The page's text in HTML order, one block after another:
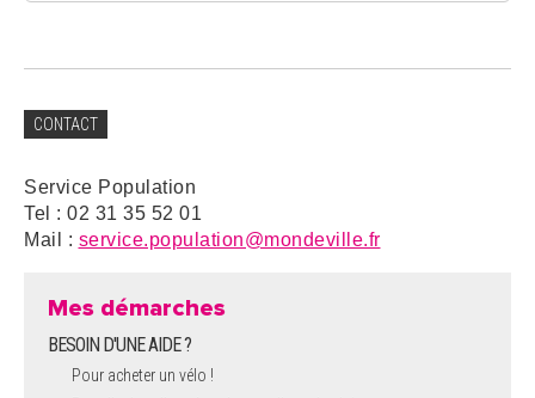
CONTACT
Service Population
Tel : 02 31 35 52 01
Mail : service.population@mondeville.fr
Mes démarches
BESOIN D'UNE AIDE ?
Pour acheter un vélo !